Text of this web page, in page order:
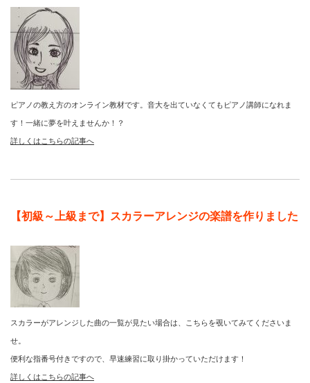
ピアノの教え方のオンライン教材です。音大を出ていなくてもピアノ講師になれま
す！一緒に夢を叶えませんか！？
詳しくはこちらの記事へ
【初級～上級まで】スカラーアレンジの楽譜を作りました
スカラーがアレンジした曲の一覧が見たい場合は、こちらを覗いてみてくださいま
せ。
便利な指番号付きですので、早速練習に取り掛かっていただけます！
詳しくはこちらの記事へ